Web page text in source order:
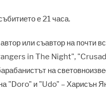
е21 часа.
или съавтор на почти
in The Night",
на
"Doro" и "Udo" – Харисън